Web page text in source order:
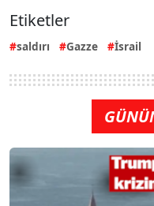
Etiketler
saldırı Gazze İsrail